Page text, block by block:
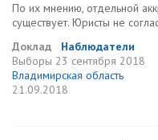
По их мнению, отдельной
существует. Юристы не
Доклад
Наблюдатели
Выборы 23 сентября 2018
Владимирская область
21.09.2018